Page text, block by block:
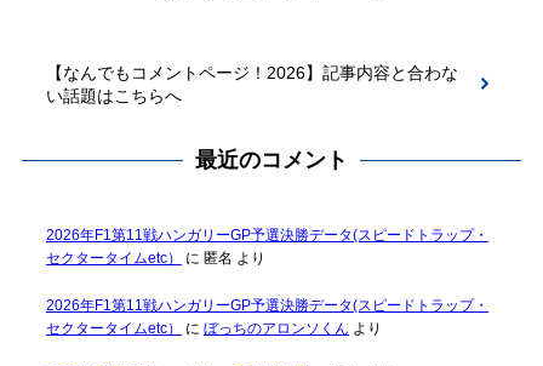
【なんでもコメントページ！2026】記事内容と合わな
い話題はこちらへ
最近のコメント
2026年F1第11戦ハンガリーGP予選決勝データ(スピードトラップ・
セクタータイムetc）
に 匿名 より
2026年F1第11戦ハンガリーGP予選決勝データ(スピードトラップ・
セクタータイムetc）
に ぼっちのアロンソくん より